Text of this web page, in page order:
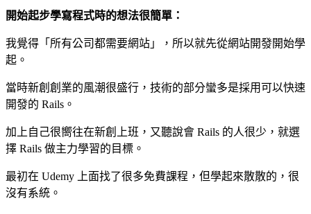
開始起步學寫程式時的想法很簡單：
我覺得「所有公司都需要網站」，所以就先從網站開發開始學
起。
當時新創創業的風潮很盛行，技術的部分蠻多是採用可以快速
開發的 Rails。
加上自己很嚮往在新創上班，又聽說會 Rails 的人很少，就選
擇 Rails 做主力學習的目標。
最初在 Udemy 上面找了很多免費課程，但學起來散散的，很
沒有系統。